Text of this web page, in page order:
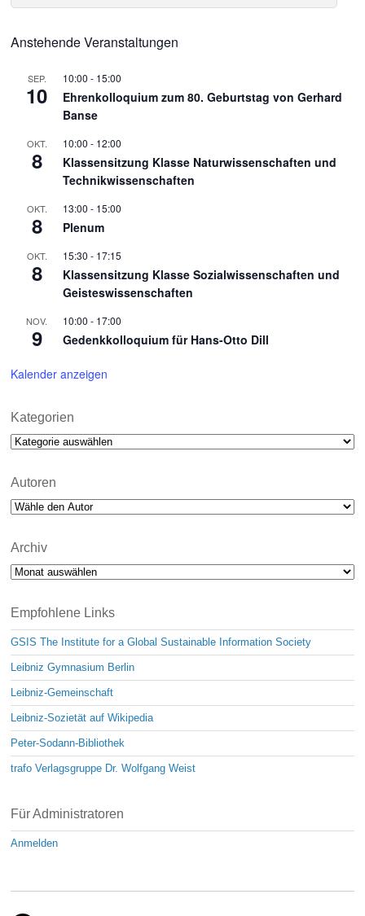
Anstehende Veranstaltungen
SEP.
10
10:00 - 15:00
Ehrenkolloquium zum 80. Geburtstag von Gerhard
Banse
OKT.
8
10:00 - 12:00
Klassensitzung Klasse Naturwissenschaften und
Technikwissenschaften
OKT.
8
13:00 - 15:00
Plenum
OKT.
8
15:30 - 17:15
Klassensitzung Klasse Sozialwissenschaften und
Geisteswissenschaften
NOV.
9
10:00 - 17:00
Gedenkkolloquium für Hans-Otto Dill
Kalender anzeigen
Kategorien
Kategorien
Autoren
Archiv
Archiv
Empfohlene Links
GSIS The Institute for a Global Sustainable Information Society
Leibniz Gymnasium Berlin
Leibniz-Gemeinschaft
Leibniz-Sozietät auf Wikipedia
Peter-Sodann-Bibliothek
trafo Verlagsgruppe Dr. Wolfgang Weist
Für Administratoren
Anmelden